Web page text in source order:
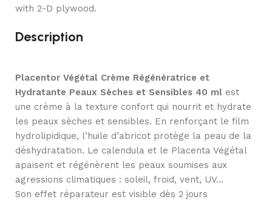
with 2-D plywood.
Description
Placentor Végétal Crème Régénératrice et
Hydratante Peaux Sèches et Sensibles 40 ml est
une crème à la texture confort qui nourrit et hydrate
les peaux sèches et sensibles. En renforçant le film
hydrolipidique, l’huile d’abricot protège la peau de la
déshydratation. Le calendula et le Placenta Végétal
apaisent et régénèrent les peaux soumises aux
agressions climatiques : soleil, froid, vent, UV…
Son effet réparateur est visible dès 2 jours